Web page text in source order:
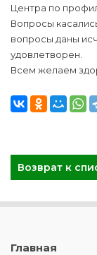
Центра по
Вопросы
вопросы даны
удовлетворен.
Всем желаем
Возврат к
Главная